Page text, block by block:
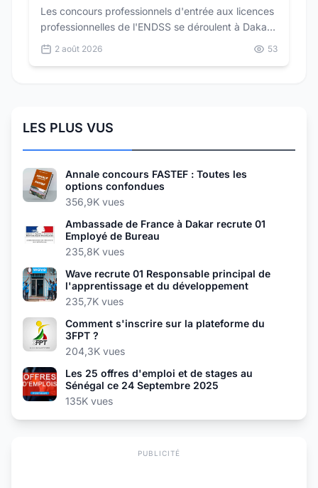
août
Les concours professionnels d'entrée aux licences
professionnelles de l'ENDSS se déroulent à Dakar
du 11 au 13 août, pour trois parcours.
2 août 2026 53
LES PLUS VUS
Annale concours FASTEF : Toutes les
options confondues
356,9K vues
Ambassade de France à Dakar recrute 01
Employé de Bureau
235,8K vues
Wave recrute 01 Responsable principal de
l'apprentissage et du développement
235,7K vues
Comment s'inscrire sur la plateforme du
3FPT ?
204,3K vues
Les 25 offres d'emploi et de stages au
Sénégal ce 24 Septembre 2025
135K vues
PUBLICITÉ